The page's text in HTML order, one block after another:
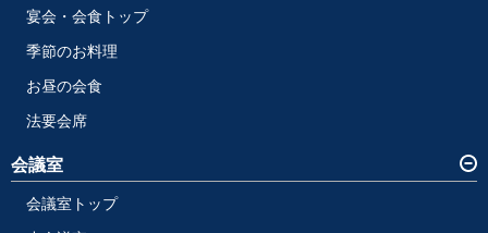
宴会・会食トップ
季節のお料理
お昼の会食
法要会席
会議室
会議室トップ